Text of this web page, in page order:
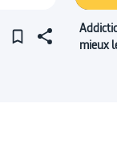
mieux